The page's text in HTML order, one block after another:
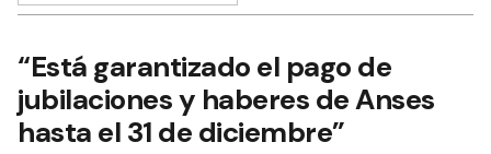
“Está garantizado el pago de
jubilaciones y haberes de Anses
hasta el 31 de diciembre”